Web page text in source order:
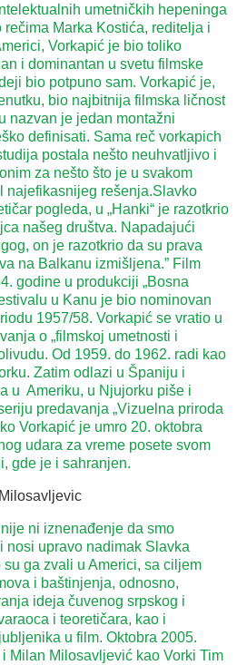
umetničkih hepeninga
Marka Kostića, reditelja i
Vorkapić je bio toliko
i dominantan u svetu filmske
bio potpuno sam. Vorkapić je,
bio najbitnija filmska ličnost
nazvan je jedan montažni
definisati. Sama reč vorkapich
postala nešto neuhvatljivo i
za nešto što je u svakom
najefikasnijeg rešenja.Slavko
pogleda, u „Hanki“ je razotkrio
našeg društva. Napadajući
on je razotkrio da su prava
na Balkanu izmišljena.” Film
godine u produkciji „Bosna
u Kanu je bio nominovan
1957/58. Vorkapić se vratio u
o „filmskoj umetnosti i
Od 1959. do 1962. radi kao
Zatim odlazi u Španiju i
u Ameriku, u Njujorku piše i
predavanja „Vizuelna priroda
Vorkapić je umro 20. oktobra
udara za vreme posete svom
gde je i sahranjen.
ni iznenađenje da smo
nosi upravo nadimak Slavka
ga zvali u Americi, sa ciljem
i baštinjenja, odnosno,
ideja čuvenog srpskog i
i teoretičara, kao i
u film. Oktobra 2005.
Milan Milosavljević kao Vorki Tim